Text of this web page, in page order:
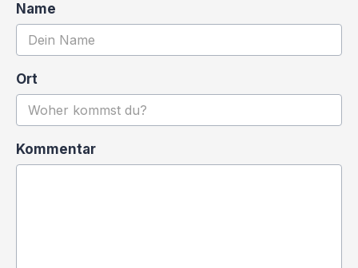
Name
Ort
Kommentar